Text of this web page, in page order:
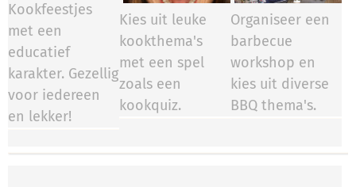
Kookfeestjes
met een
educatief
karakter. Gezellig
voor iedereen
en lekker!
Kies uit leuke
kookthema's
met een spel
zoals een
kookquiz.
Organiseer een
barbecue
workshop en
kies uit diverse
BBQ thema's.